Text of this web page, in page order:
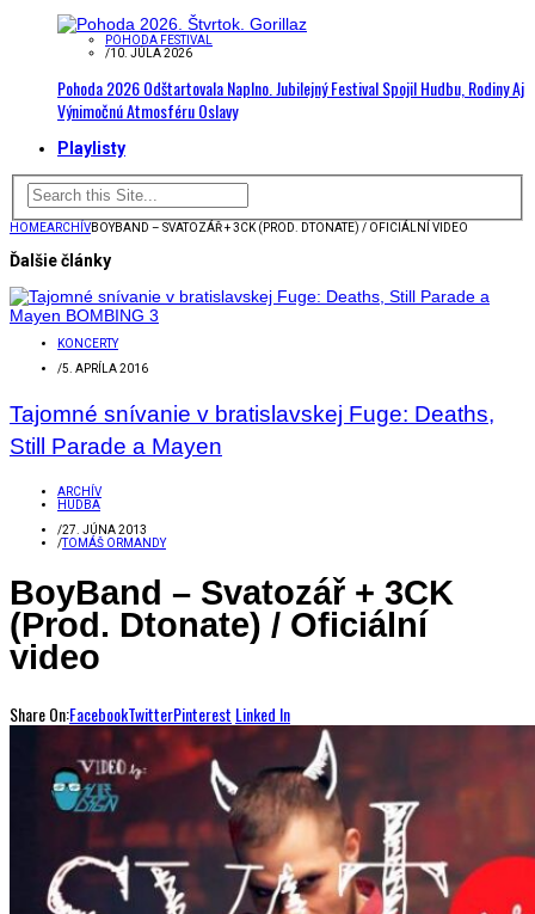
POHODA FESTIVAL
/10. JÚLA 2026
Pohoda 2026 Odštartovala Naplno. Jubilejný Festival Spojil Hudbu, Rodiny Aj
Výnimočnú Atmosféru Oslavy
Playlisty
HOMEARCHÍVBOYBAND – SVATOZÁŘ + 3CK (PROD. DTONATE) / OFICIÁLNÍ VIDEO
Ďalšie články
KONCERTY
/5. APRÍLA 2016
Tajomné snívanie v bratislavskej Fuge: Deaths,
Still Parade a Mayen
ARCHÍV
HUDBA
/27. JÚNA 2013
/TOMÁŠ ORMANDY
BoyBand – Svatozář + 3CK
(Prod. Dtonate) / Oficiální
video
Share On:FacebookTwitterPinterest Linked In